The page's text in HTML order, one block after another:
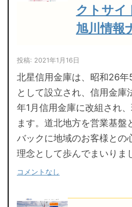
クトサイ
旭川情報
投稿: 2021年1月16日
北星信用金庫は、昭和26
として設立され、信用金庫
年1月信用金庫に改組され
ます。道北地方を営業基盤
バックに地域のお客様との
理念として歩んでまいりま
コメントなし